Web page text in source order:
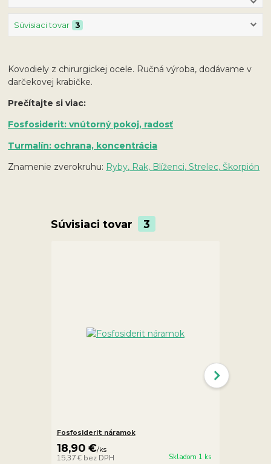
Súvisiaci tovar 3
Kovodiely z chirurgickej ocele. Ručná výroba, dodávame v
darčekovej krabičke.
Prečítajte si viac:
Fosfosiderit: vnútorný pokoj, radosť
Turmalín: ochrana, koncentrácia
Znamenie zverokruhu: Ryby, Rak, Blíženci, Strelec, Škorpión
Súvisiaci tovar 3
Fosfosiderit náramok
18,90 €/ks
15,37 € bez DPH Skladom 1 ks